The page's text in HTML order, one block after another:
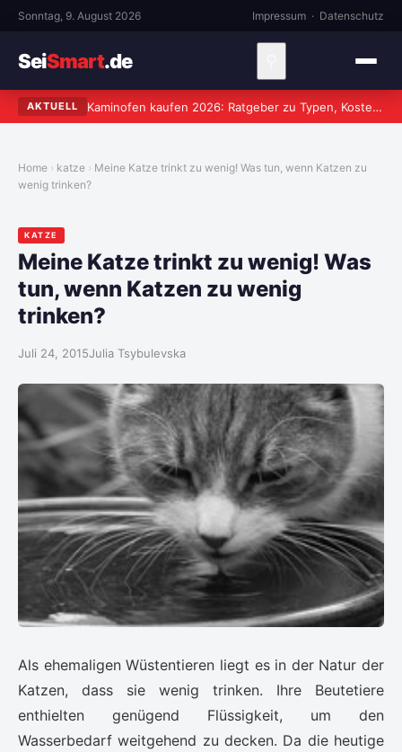
Sonntag, 9. August 2026 Impressum · Datenschutz
SeiSmart.de
AKTUELL Kaminofen kaufen 2026: Ratgeber zu Typen, Kosten und worauf wirklich zu achten ist
Home katze
Meine Katze trinkt zu wenig! Was tun, wenn Katzen zu
wenig trinken?
KATZE
Meine Katze trinkt zu wenig! Was
tun, wenn Katzen zu wenig
trinken?
Juli 24, 2015Julia Tsybulevska
Als ehemaligen Wüstentieren liegt es in der Natur der
Katzen, dass sie wenig trinken. Ihre Beutetiere
enthielten genügend Flüssigkeit, um den
Wasserbedarf weitgehend zu decken. Da die heutige